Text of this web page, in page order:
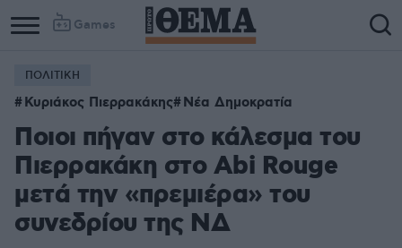
Games
Column
1
Column
2
ΠΟΛΙΤΙΚΗ
Κυριάκος Πιερρακάκης Νέα Δημοκρατία
Ποιοι πήγαν στο κάλεσμα του
Πιερρακάκη στο Abi Rouge
μετά την «πρεμιέρα» του
συνεδρίου της ΝΔ